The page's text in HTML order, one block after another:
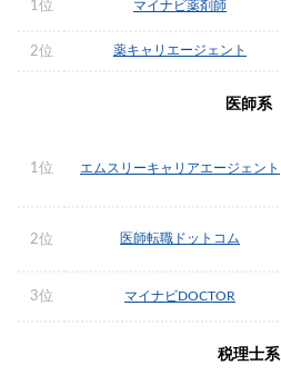
1位 マイナビ薬剤師
2位 薬キャリエージェント
医師系
1位 エムスリーキャリアエージェント
2位 医師転職ドットコム
3位 マイナビDOCTOR
税理士系